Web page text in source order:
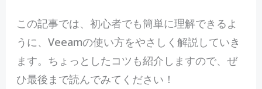
この記事では、初心者でも簡単に理解できるよ
うに、Veeamの使い方をやさしく解説していき
ます。ちょっとしたコツも紹介しますので、ぜ
ひ最後まで読んでみてください！